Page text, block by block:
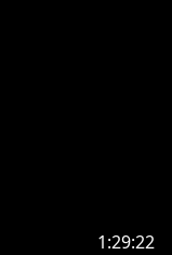
1:29:22